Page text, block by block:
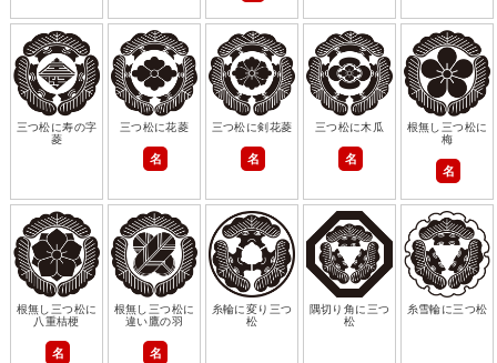
三つ松に寿の字
菱
三つ松に花菱
名
三つ松に剣花菱
名
三つ松に木瓜
名
根無し三つ松に
梅
名
根無し三つ松に
八重桔梗
名
根無し三つ松に
違い鷹の羽
名
糸輪に変り三つ
松
隅切り角に三つ
松
糸雪輪に三つ松